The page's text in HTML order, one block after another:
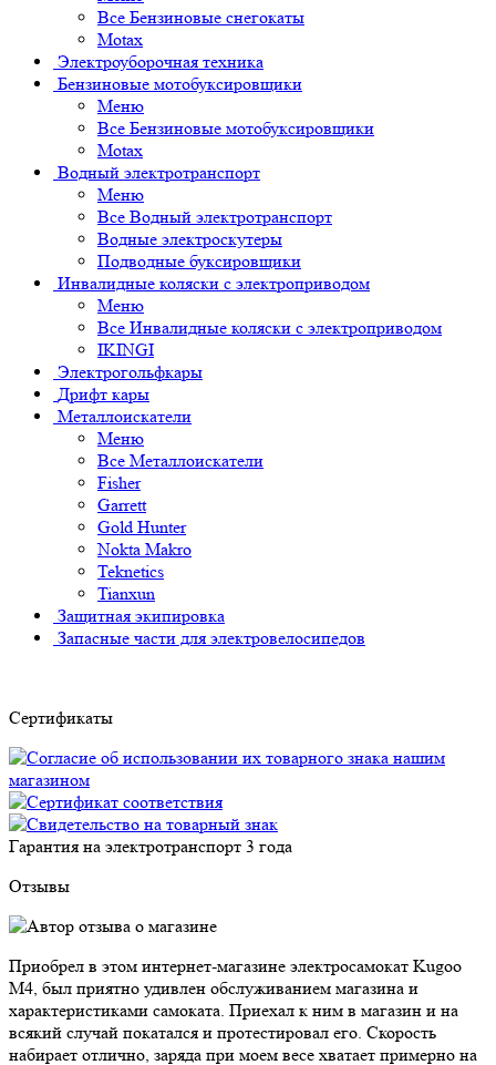
Все Бензиновые снегокаты
Motax
Электроуборочная техника
Бензиновые мотобуксировщики
Меню
Все Бензиновые мотобуксировщики
Motax
Водный электротранспорт
Меню
Все Водный электротранспорт
Водные электроскутеры
Подводные буксировщики
Инвалидные коляски с электроприводом
Меню
Все Инвалидные коляски с электроприводом
IKINGI
Электрогольфкары
Дрифт кары
Металлоискатели
Меню
Все Металлоискатели
Fisher
Garrett
Gold Hunter
Nokta Makro
Teknetics
Tianxun
Защитная экипировка
Запасные части для электровелосипедов
Сертификаты
Гарантия на электротранспорт 3 года
Отзывы
Приобрел в этом интернет-магазине электросамокат Kugoo
M4, был приятно удивлен обслуживанием магазина и
характеристиками самоката. Приехал к ним в магазин и на
всякий случай покатался и протестировал его. Скорость
набирает отлично, заряда при моем весе хватает примерно на